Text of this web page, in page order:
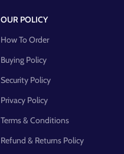
OUR POLICY
How To Order
Buying Policy
Security Policy
Privacy Policy
Terms & Conditions
Refund & Returns Policy